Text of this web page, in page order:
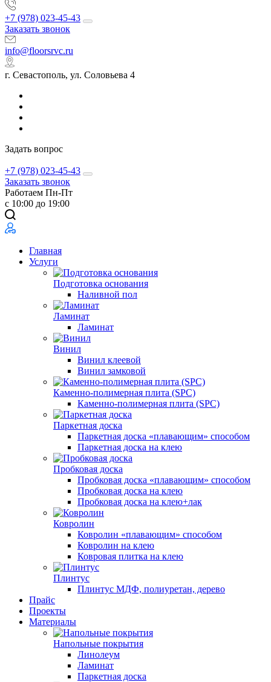
+7 (978) 023-45-43
Заказать звонок
info@floorsrvc.ru
г. Севастополь, ул. Соловьева 4
Задать вопрос
+7 (978) 023-45-43
Заказать звонок
Работаем Пн-Пт
с 10:00 до 19:00
Главная
Услуги
Подготовка основания
Наливной пол
Ламинат
Ламинат
Винил
Винил клеевой
Винил замковой
Каменно-полимерная плита (SPC)
Каменно-полимерная плита (SPC)
Паркетная доска
Паркетная доска «плавающим» способом
Паркетная доска на клею
Пробковая доска
Пробковая доска «плавающим» способом
Пробковая доска на клею
Пробковая доска на клею+лак
Ковролин
Ковролин «плавающим» способом
Ковролин на клею
Ковровая плитка на клею
Плинтус
Плинтус МДФ, полиуретан, дерево
Прайс
Проекты
Материалы
Напольные покрытия
Линолеум
Ламинат
Паркетная доска